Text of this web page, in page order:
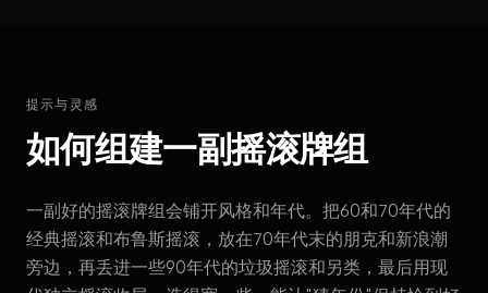
提示与灵感
如何组建一副摇滚牌组
一副好的摇滚牌组会铺开风格和年代。把60和70年代的
经典摇滚和布鲁斯摇滚，放在70年代末的朋克和新浪潮
旁边，再丢进一些90年代的垃圾摇滚和另类，最后用现